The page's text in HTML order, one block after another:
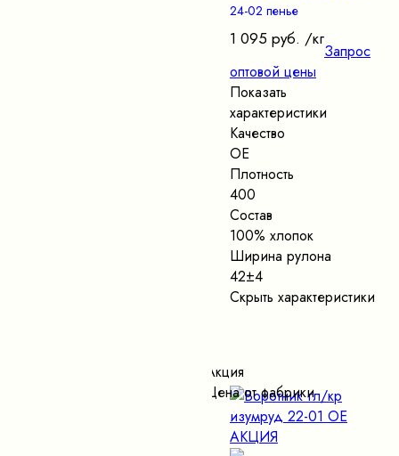
24-02 пенье
1 095 руб. /кг
Запрос
оптовой цены
Показать
характеристики
Качество
ОЕ
Плотность
400
Состав
100% хлопок
Ширина рулона
42±4
Скрыть характеристики
Акция
Цена от фабрики